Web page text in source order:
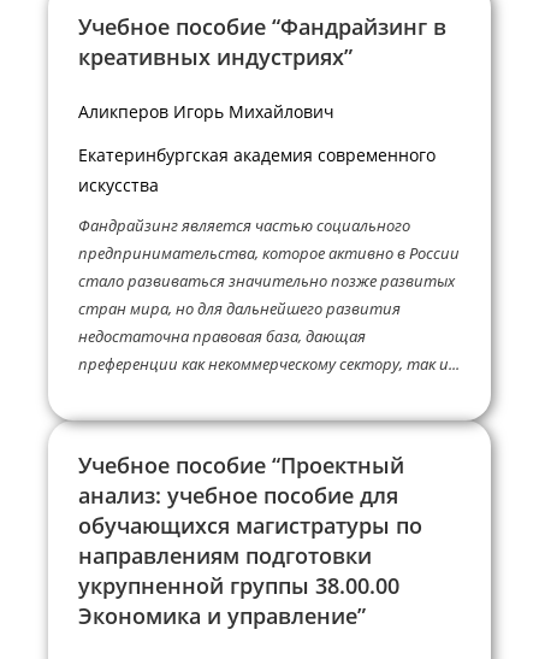
Учебное пособие “Фандрайзинг в
креативных индустриях”
Аликперов Игорь Михайлович
Екатеринбургская академия современного
искусства
Фандрайзинг является частью социального
предпринимательства, которое активно в России
стало развиваться значительно позже развитых
стран мира, но для дальнейшего развития
недостаточна правовая база, дающая
преференции как некоммерческому сектору, так и...
Учебное пособие “Проектный
анализ: учебное пособие для
обучающихся магистратуры по
направлениям подготовки
укрупненной группы 38.00.00
Экономика и управление”